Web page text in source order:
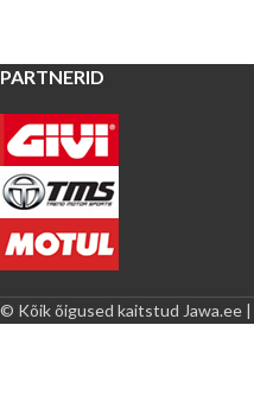
PARTNERID
© Kõik õigused kaitstud Jawa.ee |